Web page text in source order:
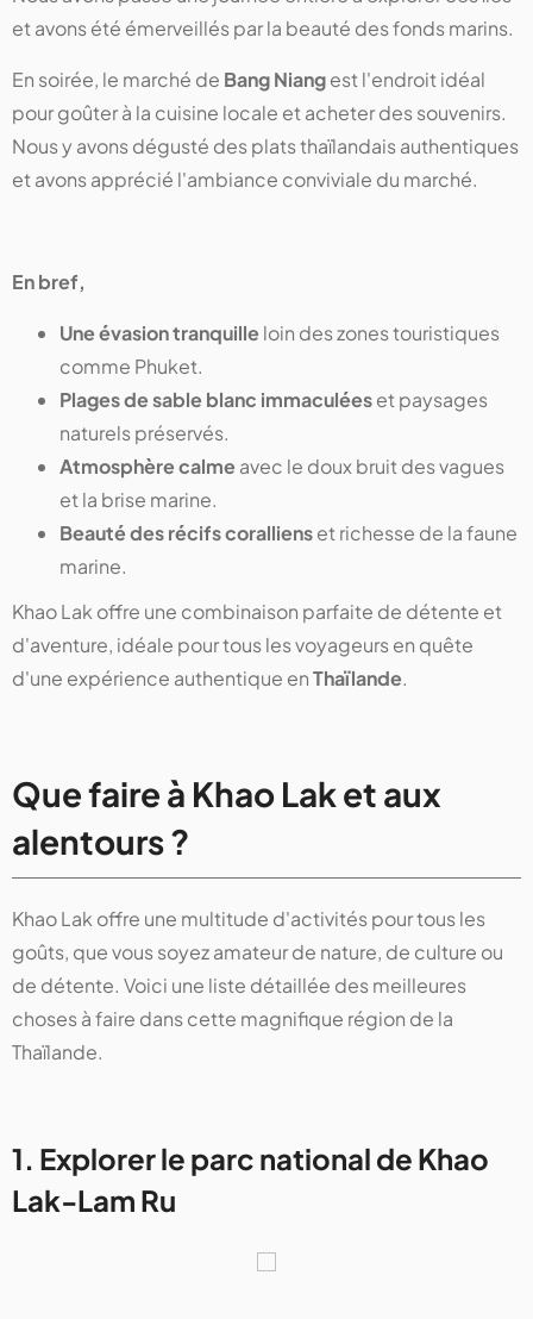
et avons été émerveillés par la beauté des fonds marins.
En soirée, le marché de Bang Niangest l'endroit idéal
pour goûter à la cuisine locale et acheter des souvenirs.
Nous y avons dégusté des plats thaïlandais authentiques
et avons apprécié l'ambiance conviviale du marché.
En bref,
Une évasion tranquilleloin des zones touristiques
comme Phuket.
Plages de sable blanc immaculéeset paysages
naturels préservés.
Atmosphère calmeavec le doux bruit des vagues
et la brise marine.
Beauté des récifs corallienset richesse de la faune
marine.
Khao Lak offre une combinaison parfaite de détente et
d'aventure, idéale pour tous les voyageurs en quête
d'une expérience authentique enThaïlande.
Que faire à Khao Lak et aux
alentours ?
Khao Lak offre une multitude d'activités pour tous les
goûts, que vous soyez amateur de nature, de culture ou
de détente. Voici une liste détaillée des meilleures
choses à faire dans cette magnifique région de la
Thaïlande.
1. Explorer le parc national de Khao
Lak-Lam Ru